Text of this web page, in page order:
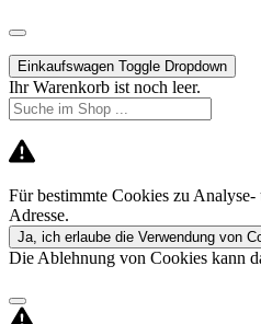
Einkaufswagen Toggle Dropdown
Ihr Warenkorb ist noch leer.
Für bestimmte Cookies zu
Adresse.
Ja, ich erlaube die Verwendung von
Die Ablehnung von Cookies kann